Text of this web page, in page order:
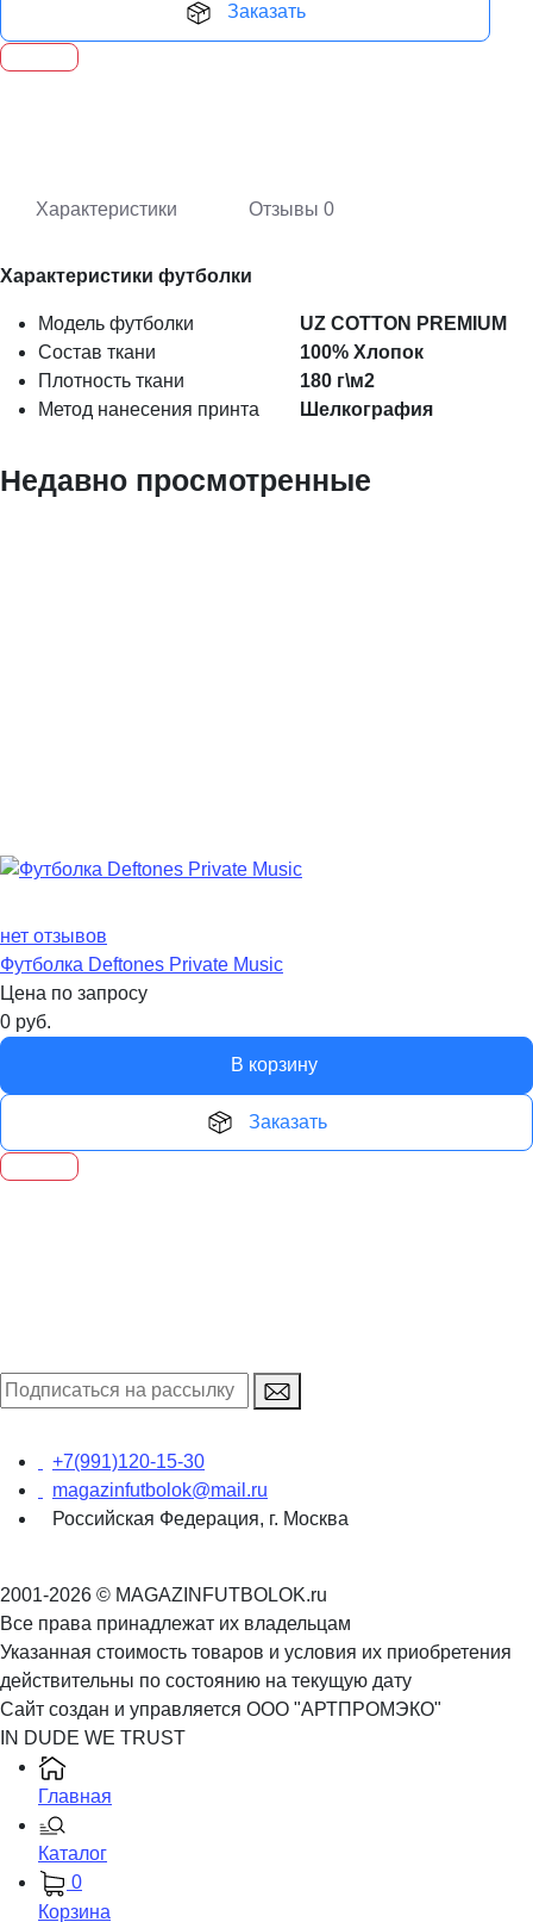
Заказать
Характеристики Отзывы 0
Характеристики футболки
Модель футболки
UZ COTTON PREMIUM
Состав ткани
100% Хлопок
Плотность ткани
180 г\м2
Метод нанесения принта
Шелкография
Недавно просмотренные
нет отзывов
Футболка Deftones Private Music
Цена по запросу
0 руб.
В корзину
Заказать
+7(991)120-15-30
magazinfutbolok@mail.ru
Российская Федерация, г. Москва
2001-2026 © MAGAZINFUTBOLOK.ru
Все права принадлежат их владельцам
Указанная стоимость товаров и условия их приобретения
действительны по состоянию на текущую дату
Сайт создан и управляется ООО "АРТПРОМЭКО"
IN DUDE WE TRUST
Главная
Каталог
0
Корзина